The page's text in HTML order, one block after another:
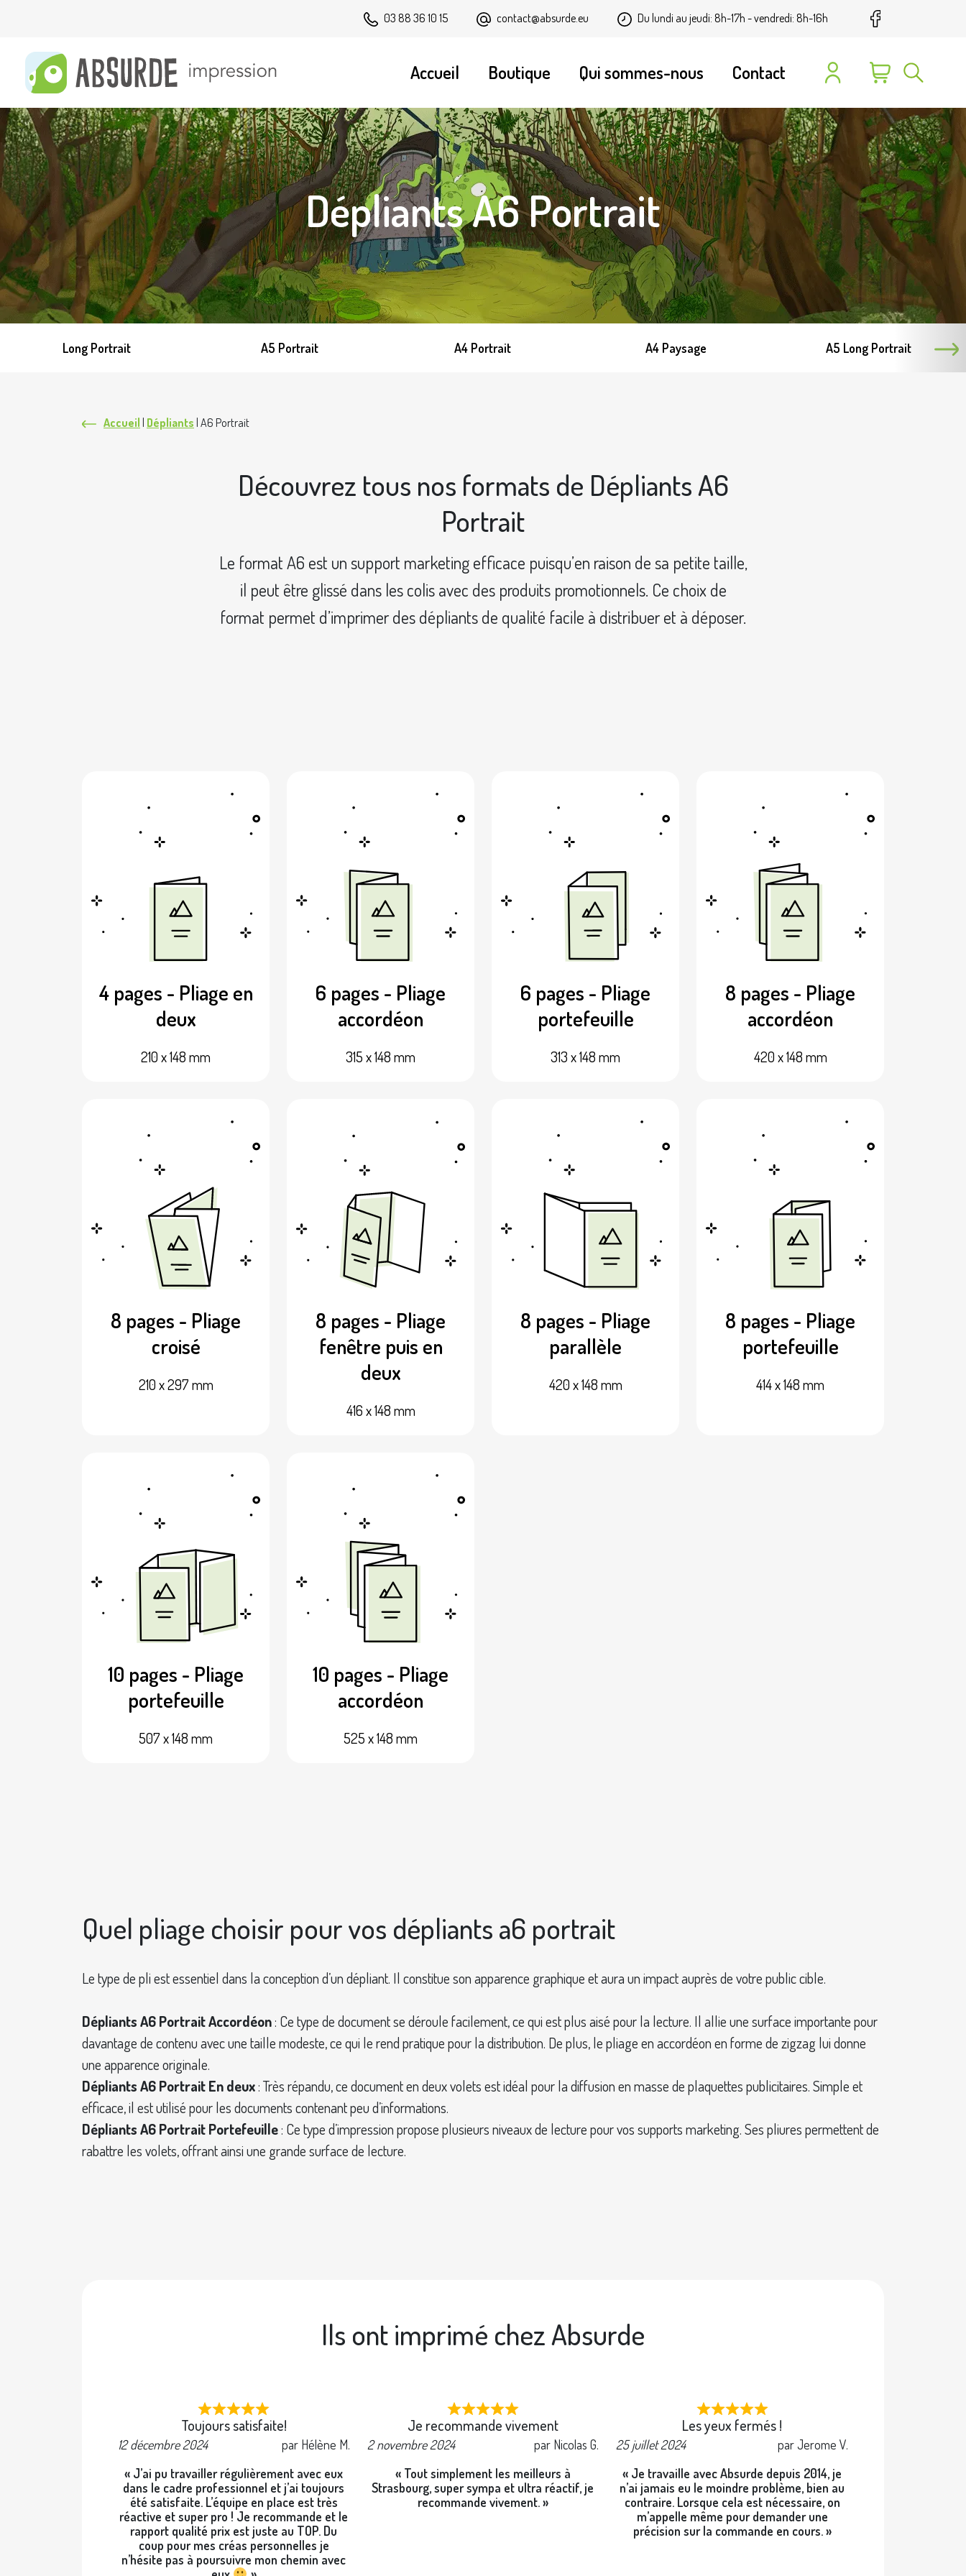
03 88 36 10 15 contact@absurde.eu Du lundi au jeudi: 8h-17h - vendredi: 8h-16h
Accueil Boutique Qui sommes-nous Contact
Dépliants A6 Portrait
Long Portrait A5 Portrait A4 Portrait A4 Paysage A5 Long Portrait
Accueil Dépliants A6 Portrait
Découvrez tous nos formats de Dépliants A6
Portrait
Le format A6 est un support marketing efficace puisqu’en raison de sa petite taille,
il peut être glissé dans les colis avec des produits promotionnels. Ce choix de
format permet d’imprimer des dépliants de qualité facile à distribuer et à déposer.
4 pages - Pliage en
deux
210 x 148 mm
6 pages - Pliage
accordéon
315 x 148 mm
6 pages - Pliage
portefeuille
313 x 148 mm
8 pages - Pliage
accordéon
420 x 148 mm
8 pages - Pliage
croisé
210 x 297 mm
8 pages - Pliage
fenêtre puis en
deux
416 x 148 mm
8 pages - Pliage
parallèle
420 x 148 mm
8 pages - Pliage
portefeuille
414 x 148 mm
10 pages - Pliage
portefeuille
507 x 148 mm
10 pages - Pliage
accordéon
525 x 148 mm
Quel pliage choisir pour vos dépliants a6 portrait
Le type de pli est essentiel dans la conception d’un dépliant. Il constitue son apparence graphique et aura un impact auprès de votre public cible.
Dépliants A6 Portrait Accordéon: Ce type de document se déroule facilement, ce qui est plus aisé pour la lecture. Il allie une surface importante pour
davantage de contenu avec une taille modeste, ce qui le rend pratique pour la distribution. De plus, le pliage en accordéon en forme de zigzag lui donne
une apparence originale.
Dépliants A6 Portrait En deux: Très répandu, ce document en deux volets est idéal pour la diffusion en masse de plaquettes publicitaires. Simple et
efficace, il est utilisé pour les documents contenant peu d’informations.
Dépliants A6 Portrait Portefeuille: Ce type d’impression propose plusieurs niveaux de lecture pour vos supports marketing. Ses pliures permettent de
rabattre les volets, offrant ainsi une grande surface de lecture.
Ils ont imprimé chez Absurde
Toujours satisfaite!
12 décembre 2024
par Hélène M.
« J’ai pu travailler régulièrement avec eux
dans le cadre professionnel et j’ai toujours
été satisfaite. L’équipe en place est très
réactive et super pro ! Je recommande et le
rapport qualité prix est juste au TOP. Du
coup pour mes créas personnelles je
n’hésite pas à poursuivre mon chemin avec
Je recommande vivement
2 novembre 2024
par Nicolas G.
« Tout simplement les meilleurs à
Strasbourg, super sympa et ultra réactif, je
recommande vivement. »
Les yeux fermés !
25 juillet 2024
par Jerome V.
« Je travaille avec Absurde depuis 2014, je
n’ai jamais eu le moindre problème, bien au
contraire. Lorsque cela est nécessaire, on
m’appelle même pour demander une
précision sur la commande en cours. »